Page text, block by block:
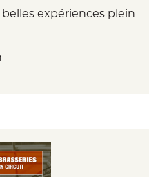
expériences plein